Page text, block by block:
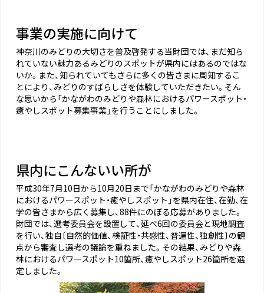
事業の実施に向けて
神奈川のみどりの大切さを普及啓発する当財団では、まだ知ら
れていない魅力あるみどりのスポットが県内にはあるのではな
いか。また、知られていてもさらに多くの皆さまに周知するこ
とにより、みどりのすばらしさを体験していただきたい。そん
な思いから「かながわのみどりや森林におけるパワースポット・
癒やしスポット募集事業」を行うことにしました。
県内にこんないい所が
平成30年7月10日から10月20日まで「かながわのみどりや森林
におけるパワースポット・癒やしスポット」を県内在住、在勤、在
学の皆さまから広く募集し、88件にのぼる応募がありました。
財団では、選考委員会を設置して、延べ6回の委員会と現地調査
を行い、独自〔自然的価値、検証性・共感性、普遍性、独創性〕の観
点から審査し選考の議論を重ねました。その結果、みどりや森
林におけるパワースポット10箇所、癒やしスポット26箇所を選
定しました。